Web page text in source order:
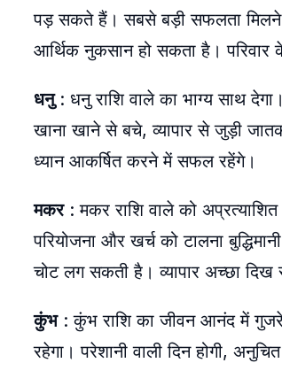
पड़ सकते हैं। सबसे बड़ी सफलता मिलने
आर्थिक नुकसान हो सकता है।
धनु: धनु राशि वाले का भाग्य साथ
खाना खाने से बचे, व्यापार से जुड़ी
ध्यान आकर्षित करने में सफल रहेंगे।
मकर: मकर राशि वाले को
परियोजना और खर्च को टालना
चोट लग सकती है। व्यापार अच्छा दिख
कुंभ: कुंभ राशि का जीवन आनंद में
रहेगा। परेशानी वाली दिन होगी,